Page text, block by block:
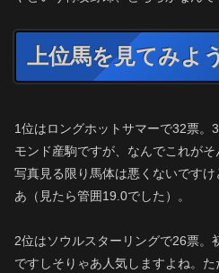
上位馬を見てみよう
1位はロングホットサマーで32票。
モンド産駒ですが、なんでこれが
写真見る限り馬体は悪くないです
あ（見たら管囲19.0でした）。
2位はソウルスターリングで26票。
ですしそりゃあ人気しますよね。